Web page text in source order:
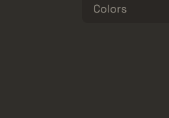
Colors